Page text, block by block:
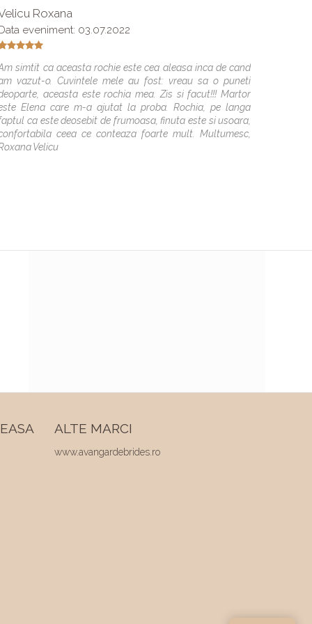
Roxana
eveniment: 03.07.2022
simtit ca aceasta rochie este cea aleasa inca de cand
vazut-o. Cuvintele mele au fost: vreau sa o puneti
aceasta este rochia mea. Zis si facut!!! Martor
Elena care m-a ajutat la proba. Rochia, pe langa
ca este deosebit de frumoasa, finuta este si usoara,
ceea ce conteaza foarte mult. Multumesc,
Velicu
ALTE MARCI
www.avangardebrides.ro